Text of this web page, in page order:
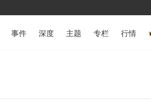
事件 深度 主题 专栏 行情